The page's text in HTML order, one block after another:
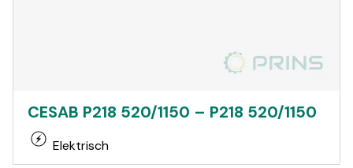
CESAB P218 520/1150 – P218 520/1150
Elektrisch